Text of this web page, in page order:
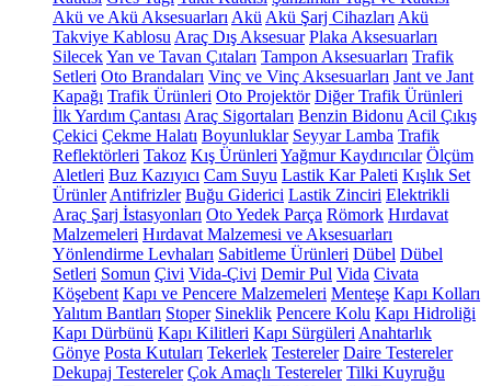
Akü ve Akü Aksesuarları Akü Akü Şarj Cihazları Akü
Takviye Kablosu Araç Dış Aksesuar Plaka Aksesuarları
SilecekYan ve Tavan Çıtaları Tampon Aksesuarları Trafik
Setleri Oto Brandaları Vinç ve Vinç Aksesuarları Jant ve Jant
Kapağı Trafik Ürünleri Oto Projektör Diğer Trafik Ürünleri
İlk Yardım Çantası Araç Sigortaları Benzin Bidonu Acil Çıkış
Çekici Çekme Halatı Boyunluklar Seyyar Lamba Trafik
Reflektörleri Takoz Kış Ürünleri Yağmur Kaydırıcılar Ölçüm
Aletleri Buz Kazıyıcı Cam Suyu Lastik Kar Paleti Kışlık Set
Ürünler Antifrizler Buğu Giderici Lastik Zinciri Elektrikli
Araç Şarj İstasyonları Oto Yedek Parça Römork Hırdavat
Malzemeleri Hırdavat Malzemesi ve Aksesuarları
Yönlendirme Levhaları Sabitleme Ürünleri Dübel Dübel
Setleri Somun Çivi Vida-Çivi Demir Pul Vida Civata
Köşebent Kapı ve Pencere Malzemeleri Menteşe Kapı Kolları
Yalıtım Bantları Stoper Sineklik Pencere Kolu Kapı Hidroliği
Kapı Dürbünü Kapı Kilitleri Kapı Sürgüleri Anahtarlık
Gönye Posta Kutuları Tekerlek Testereler Daire Testereler
Dekupaj Testereler Çok Amaçlı Testereler Tilki Kuyruğu